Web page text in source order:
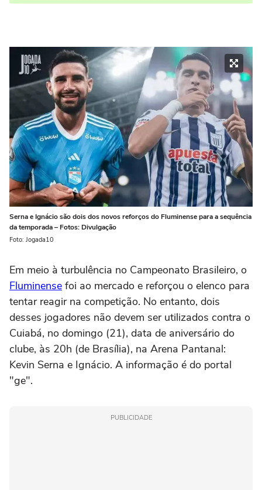
Serna e Ignácio são dois dos novos reforços do Fluminense para a sequência
da temporada – Fotos: Divulgação
Foto: Jogada10
Em meio à turbulência no Campeonato Brasileiro, o
Fluminense foi ao mercado e reforçou o elenco para
tentar reagir na competição. No entanto, dois
desses jogadores não devem ser utilizados contra o
Cuiabá, no domingo (21), data de aniversário do
clube, às 20h (de Brasília), na Arena Pantanal:
Kevin Serna e Ignácio. A informação é do portal
"ge".
PUBLICIDADE